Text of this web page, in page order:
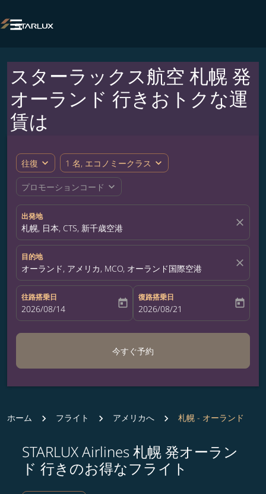

スターラックス航空 札幌 発
オーランド 行きおトクな運
賃は
往復 expand_more 1 名, エコノミークラス expand_more
プロモーションコード expand_more
出発地
札幌, 日本, CTS, 新千歳空港 close
目的地
オーランド, アメリカ, MCO, オーランド国際空港 close
往路搭乗日
fc-booking-departure-date-aria-label
2026/08/14 today
復路搭乗日
fc-booking-return-date-aria-label
2026/08/21 today
今すぐ予約
ホーム フライト アメリカへ 札幌 - オーランド
STARLUX Airlines 札幌 発オーラン
ド 行きのお得なフライト
ルート (出発地および/または目的地) を更新するか、以